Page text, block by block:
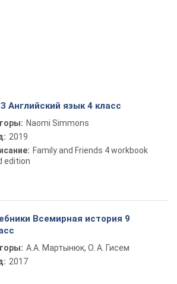
Английский язык 4 класс
Naomi Simmons
2019
Family and Friends 4 workbook
edition
Всемирная история 9
А.А. Мартынюк, О. А. Гисем
2017